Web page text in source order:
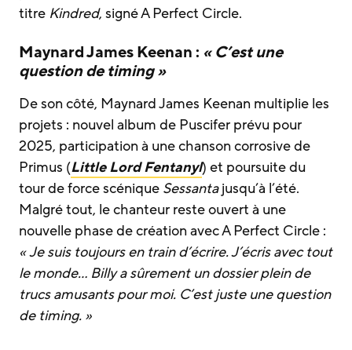
titre Kindred, signé A Perfect Circle.
Maynard James Keenan : « C’est une
question de timing »
De son côté, Maynard James Keenan multiplie les
projets : nouvel album de Puscifer prévu pour
2025, participation à une chanson corrosive de
Primus (Little Lord Fentanyl) et poursuite du
tour de force scénique Sessantajusqu’à l’été.
Malgré tout, le chanteur reste ouvert à une
nouvelle phase de création avec A Perfect Circle :
« Je suis toujours en train d’écrire. J’écris avec tout
le monde… Billy a sûrement un dossier plein de
trucs amusants pour moi. C’est juste une question
de timing. »